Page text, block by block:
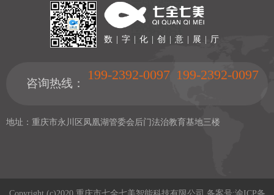
数 | 字 | 化 | 创 | 意 | 展 | 厅
咨询热线：
199-2392-0097 199-2392-0097
地址：重庆市永川区凤凰湖管委会后门法治教育基地三楼